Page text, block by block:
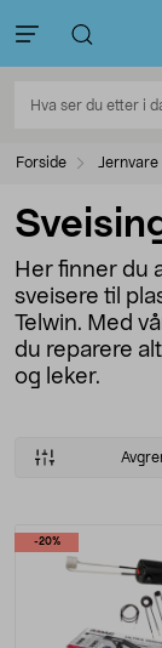
Forside Jernvare
Her finner du
sveisere til
Telwin. Med
du reparere
og leker.
-20%